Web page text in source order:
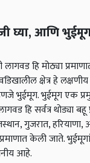
घ्या, आणि
हि मोठ्या
क्षेत्र हे
भुईमूग. भुईमूग एक
हि सर्वत्र थोड्या
गुजरात, हरियाणा,
केली जाते.
आहे.